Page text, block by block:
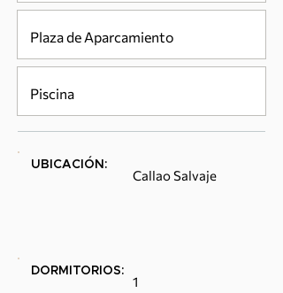
Plaza de Aparcamiento
Piscina
UBICACIÓN:
Callao Salvaje
DORMITORIOS:
1